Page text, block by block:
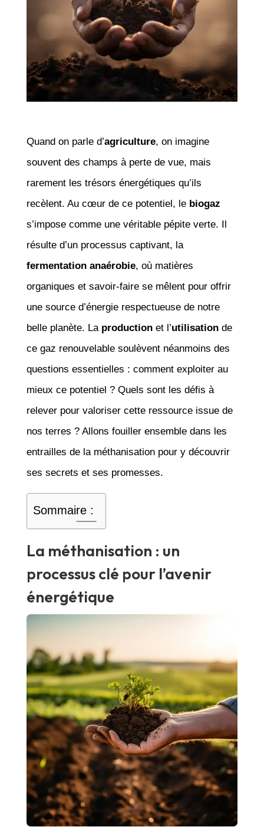
Quand on parle d’agriculture, on imagine
souvent des champs à perte de vue, mais
rarement les trésors énergétiques qu’ils
recèlent. Au cœur de ce potentiel, le biogaz
s’impose comme une véritable pépite verte. Il
résulte d’un processus captivant, la
fermentation anaérobie, où matières
organiques et savoir-faire se mêlent pour offrir
une source d’énergie respectueuse de notre
belle planète. La productionet l’utilisationde
ce gaz renouvelable soulèvent néanmoins des
questions essentielles : comment exploiter au
mieux ce potentiel ? Quels sont les défis à
relever pour valoriser cette ressource issue de
nos terres ? Allons fouiller ensemble dans les
entrailles de la méthanisation pour y découvrir
ses secrets et ses promesses.
Sommaire :
La méthanisation : un
processus clé pour l’avenir
énergétique